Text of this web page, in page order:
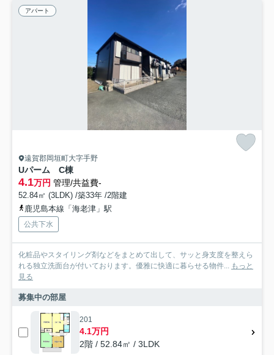
アパート
遠賀郡岡垣町大字手野
Uパーム C棟
4.1万円 管理/共益費-
52.84㎡ (3LDK) /築33年 /2階建
鹿児島本線「海老津」駅
公共下水
化粧品やスタイリング剤などをまとめて出して、サッと身支度を整えら
れる独立洗面台が付いております。優雅に快適に暮らせる物件... もっと
見る
募集中の部屋
201
4.1万円
2階 / 52.84㎡ / 3LDK